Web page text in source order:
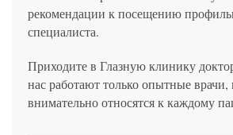
рекомендации к посещению
специалиста.
Приходите в Глазную клинику
нас работают только опытные врачи,
внимательно относятся к каждому